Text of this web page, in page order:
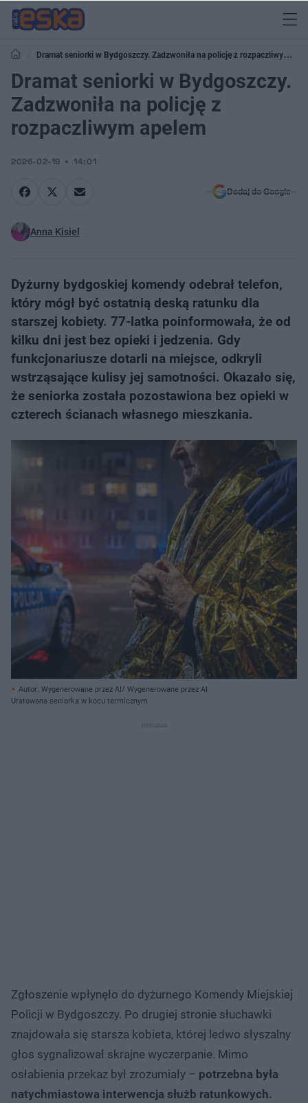
Dramat seniorki w Bydgoszczy. Zadzwoniła na policję z rozpaczliwym
apelem
Dramat seniorki w Bydgoszczy.
Zadzwoniła na policję z
rozpaczliwym apelem
2026-02-19 14:01
Dodaj do Google
Anna Kisiel
Dyżurny bydgoskiej komendy odebrał telefon,
który mógł być ostatnią deską ratunku dla
starszej kobiety. 77-latka poinformowała, że od
kilku dni jest bez opieki i jedzenia. Gdy
funkcjonariusze dotarli na miejsce, odkryli
wstrząsające kulisy jej samotności. Okazało się,
że seniorka została pozostawiona bez opieki w
czterech ścianach własnego mieszkania.
Autor: Wygenerowane przez AI/ Wygenerowane przez AI
Uratowana seniorka w kocu termicznym
Zgłoszenie wpłynęło do dyżurnego Komendy Miejskiej
Policji w Bydgoszczy. Po drugiej stronie słuchawki
znajdowała się starsza kobieta, której ledwo słyszalny
głos sygnalizował skrajne wyczerpanie. Mimo
osłabienia przekaz był zrozumiały – potrzebna była
natychmiastowa interwencja służb ratunkowych.